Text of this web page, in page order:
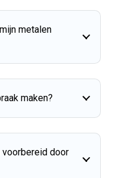
metalen
maken?
door